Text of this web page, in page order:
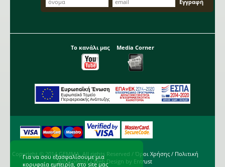
Το κανάλι μας Media Corner
Copyright © 2014 GEMMA. All rights Reserved / Όροι Χρήσης/ Πολιτική
Απορρήτου/ Web Design by Entrust
Για να σου εξασφαλίσουμε μια
κορυφαία εμπειρία, στο site μας